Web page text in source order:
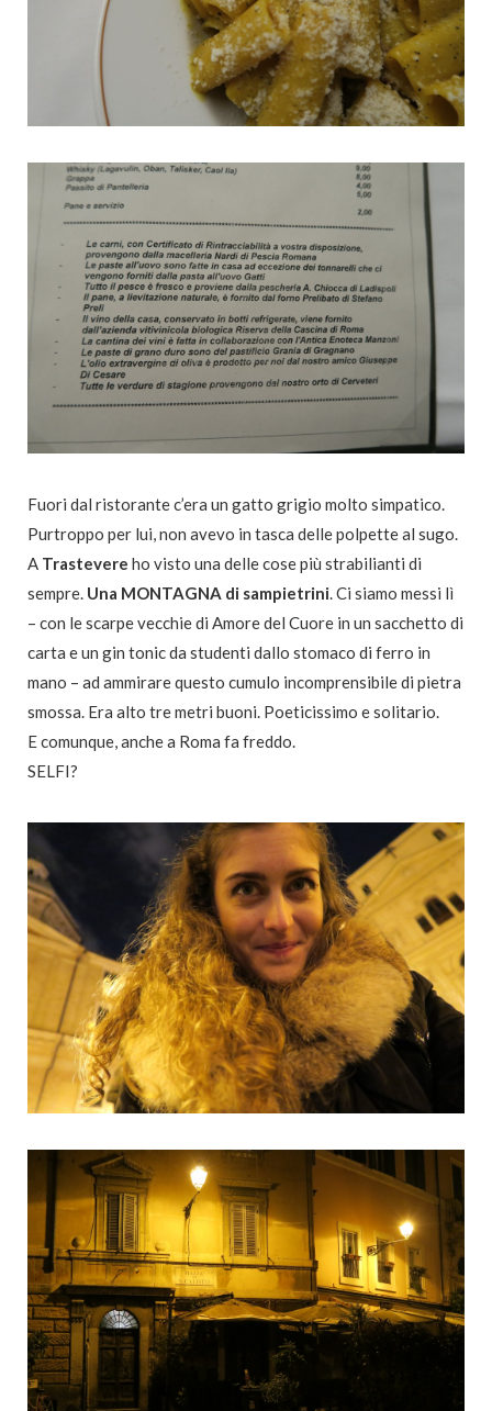
Fuori dal ristorante c’era un gatto grigio molto simpatico.
Purtroppo per lui, non avevo in tasca delle polpette al sugo.
A Trastevere ho visto una delle cose più strabilianti di
sempre. Una MONTAGNA di sampietrini. Ci siamo messi lì
– con le scarpe vecchie di Amore del Cuore in un sacchetto di
carta e un gin tonic da studenti dallo stomaco di ferro in
mano – ad ammirare questo cumulo incomprensibile di pietra
smossa. Era alto tre metri buoni. Poeticissimo e solitario.
E comunque, anche a Roma fa freddo.
SELFI?